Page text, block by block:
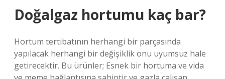
Doğalgaz hortumu kaç bar?
Hortum tertibatının herhangi bir parçasında
yapılacak herhangi bir değişiklik onu uyumsuz hale
getirecektir. Bu ürünler; Esnek bir hortuma ve vida